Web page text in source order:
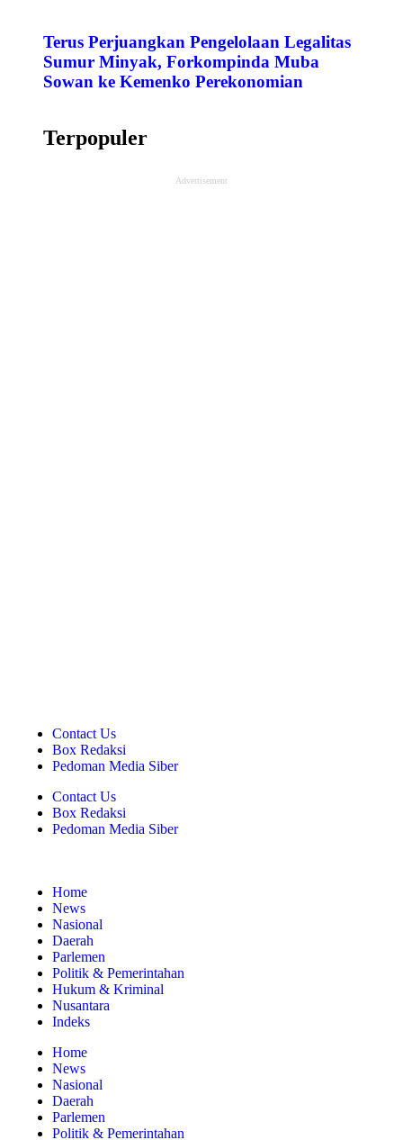
Terus Perjuangkan Pengelolaan Legalitas
Sumur Minyak, Forkompinda Muba
Sowan ke Kemenko Perekonomian
Terpopuler
Advertisement
Contact Us
Box Redaksi
Pedoman Media Siber
Contact Us
Box Redaksi
Pedoman Media Siber
Home
News
Nasional
Daerah
Parlemen
Politik & Pemerintahan
Hukum & Kriminal
Nusantara
Indeks
Home
News
Nasional
Daerah
Parlemen
Politik & Pemerintahan